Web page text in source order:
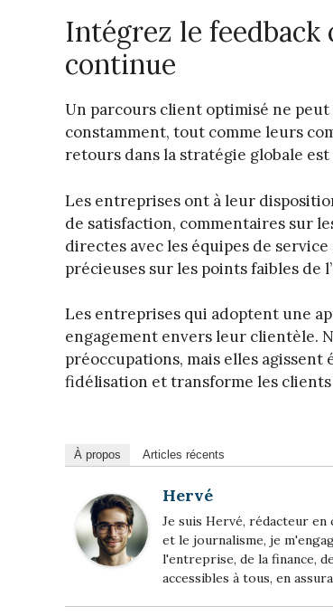
Intégrez le
continue
Un parcours client optimisé ne
constamment, tout comme leurs
retours dans la stratégie globale
Les entreprises ont à leur
de satisfaction, commentaires sur
directes avec les équipes de
précieuses sur les points faibles de
Les entreprises qui adoptent une
engagement envers leur clientèle.
préoccupations, mais elles
fidélisation et transforme les clients
À propos Articles récents
Hervé
Je suis Hervé, rédacteur en
et le journalisme, je
l'entreprise, de la finance,
accessibles à tous, en